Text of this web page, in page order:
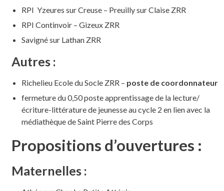
RPI Yzeures sur Creuse – Preuilly sur Claise ZRR
RPI Continvoir – Gizeux ZRR
Savigné sur Lathan ZRR
Autres :
Richelieu Ecole du Socle ZRR – poste de coordonnateur
fermeture du 0,50 poste apprentissage de la lecture/
écriture-littérature de jeunesse au cycle 2 en lien avec la
médiathèque de Saint Pierre des Corps
Propositions d’ouvertures :
Maternelles :